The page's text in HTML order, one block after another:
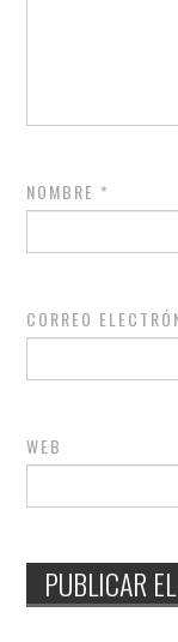
NOMBRE *
CORREO
WEB